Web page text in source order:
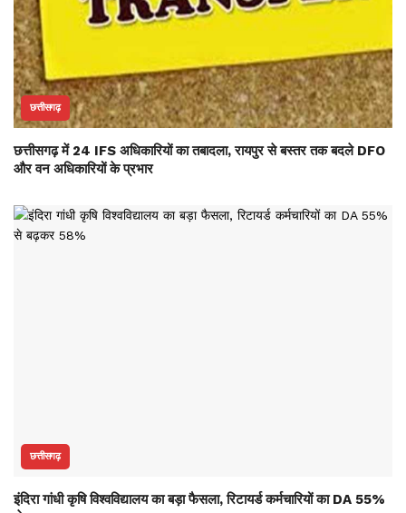
छत्तीसगढ़
छत्तीसगढ़ में 24 IFS अधिकारियों का तबादला, रायपुर से बस्तर तक बदले DFO
और वन अधिकारियों के प्रभार
छत्तीसगढ़
इंदिरा गांधी कृषि विश्वविद्यालय का बड़ा फैसला, रिटायर्ड कर्मचारियों का DA 55%